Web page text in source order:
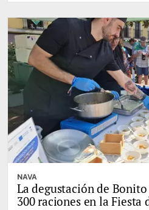
NAVA
La degustación de
300 raciones en la Fiesta